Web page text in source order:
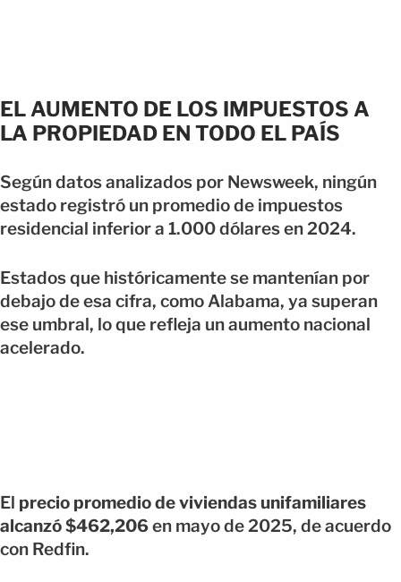
EL AUMENTO DE LOS IMPUESTOS A
LA PROPIEDAD EN TODO EL PAÍS
Según datos analizados por Newsweek, ningún
estado registró un promedio de impuestos
residencial inferior a 1.000 dólares en 2024.
Estados que históricamente se mantenían por
debajo de esa cifra, como Alabama, ya superan
ese umbral, lo que refleja un aumento nacional
acelerado.
El precio promedio de viviendas unifamiliares
alcanzó $462,206en mayo de 2025, de acuerdo
con Redfin.